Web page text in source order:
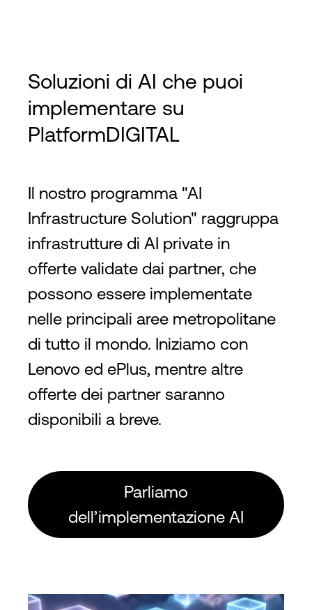
Soluzioni di AI che puoi
implementare su
PlatformDIGITAL
Il nostro programma "AI
Infrastructure Solution" raggruppa
infrastrutture di AI private in
offerte validate dai partner, che
possono essere implementate
nelle principali aree metropolitane
di tutto il mondo. Iniziamo con
Lenovo ed ePlus, mentre altre
offerte dei partner saranno
disponibili a breve.
Parliamo
dell’implementazione AI